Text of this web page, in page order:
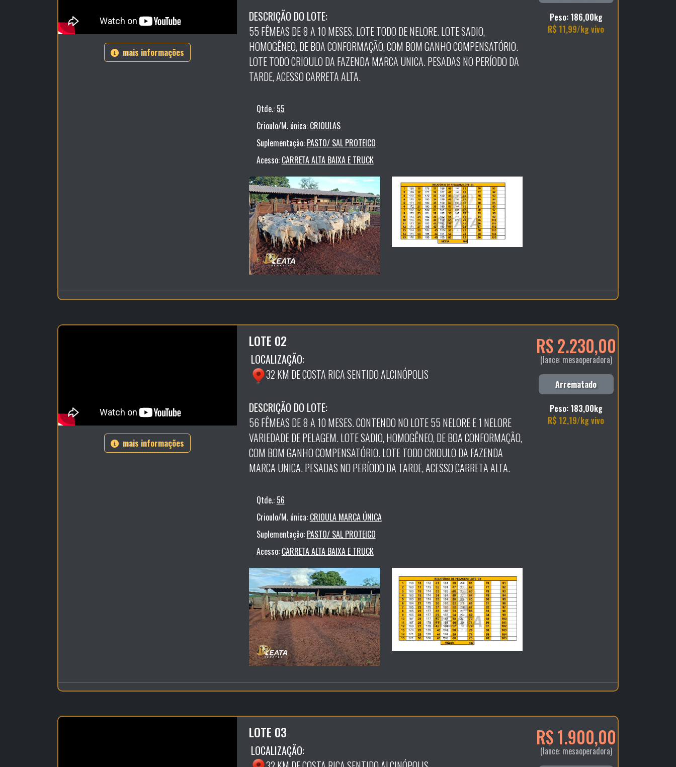
mais informações
DESCRIÇÃO DO LOTE:
55 FÊMEAS DE 8 A 10 MESES. LOTE TODO DE NELORE. LOTE SADIO,
HOMOGÊNEO, DE BOA CONFORMAÇÃO, COM BOM GANHO COMPENSATÓRIO.
LOTE TODO CRIOULO DA FAZENDA MARCA UNICA. PESADAS NO PERÍODO DA
TARDE, ACESSO CARRETA ALTA.
Qtde.: 55
Crioulo/M. única: CRIOULAS
Suplementação: PASTO/ SAL PROTEICO
Acesso: CARRETA ALTA BAIXA E TRUCK
Peso: 186,00kg
R$ 11,99/kg vivo
mais informações
LOTE 02
LOCALIZAÇÃO:
32 KM DE COSTA RICA SENTIDO ALCINÓPOLIS
DESCRIÇÃO DO LOTE:
56 FÊMEAS DE 8 A 10 MESES. CONTENDO NO LOTE 55 NELORE E 1 NELORE
VARIEDADE DE PELAGEM. LOTE SADIO, HOMOGÊNEO, DE BOA CONFORMAÇÃO,
COM BOM GANHO COMPENSATÓRIO. LOTE TODO CRIOULO DA FAZENDA
MARCA UNICA. PESADAS NO PERÍODO DA TARDE, ACESSO CARRETA ALTA.
Qtde.: 56
Crioulo/M. única: CRIOULA MARCA ÚNICA
Suplementação: PASTO/ SAL PROTEICO
Acesso: CARRETA ALTA BAIXA E TRUCK
R$ 2.230,00
(lance: mesaoperadora)
Arrematado
Peso: 183,00kg
R$ 12,19/kg vivo
LOTE 03
LOCALIZAÇÃO:
R$ 1.900,00
(lance: mesaoperadora)